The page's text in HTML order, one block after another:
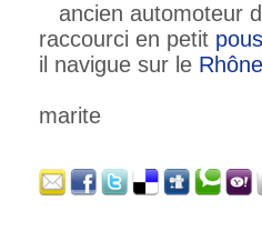
ancien automoteur
raccourci en petit
il navigue sur le Rhône
marite